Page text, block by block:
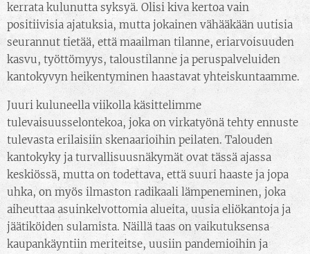
kerrata kulunutta syksyä. Olisi kiva kertoa vain
positiivisia ajatuksia, mutta jokainen vähääkään uutisia
seurannut tietää, että maailman tilanne, eriarvoisuuden
kasvu, työttömyys, taloustilanne ja peruspalveluiden
kantokyvyn heikentyminen haastavat yhteiskuntaamme.
Juuri kuluneella viikolla käsittelimme
tulevaisuusselontekoa, joka on virkatyönä tehty ennuste
tulevasta erilaisiin skenaarioihin peilaten. Talouden
kantokyky ja turvallisuusnäkymät ovat tässä ajassa
keskiössä, mutta on todettava, että suuri haaste ja jopa
uhka, on myös ilmaston radikaali lämpeneminen, joka
aiheuttaa asuinkelvottomia alueita, uusia eliökantoja ja
jäätiköiden sulamista. Näillä taas on vaikutuksensa
kaupankäyntiin meriteitse, uusiin pandemioihin ja